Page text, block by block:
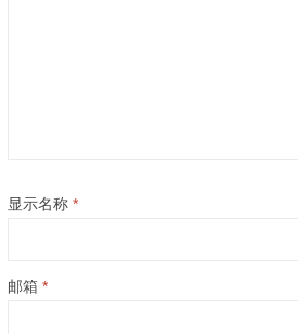
显示名称 *
邮箱 *